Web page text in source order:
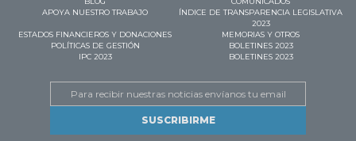
APOYA NUESTRO TRABAJO
ÍNDICE DE TRANSPARENCIA LEGISLATIVA
2023
ESTADOS FINANCIEROS Y DONACIONES
MEMORIAS Y OTROS
POLÍTICAS DE GESTIÓN
BOLETINES 2023
IPC 2023
BOLETINES 2023